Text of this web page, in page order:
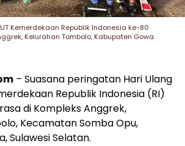
Kemerdekaan Republik Indonesia ke-80
Kelurahan Tombolo, Kabupaten Gowa.
– Suasana peringatan Hari Ulang
Republik Indonesia (RI)
di Kompleks Anggrek,
Kecamatan Somba Opu,
Sulawesi Selatan.